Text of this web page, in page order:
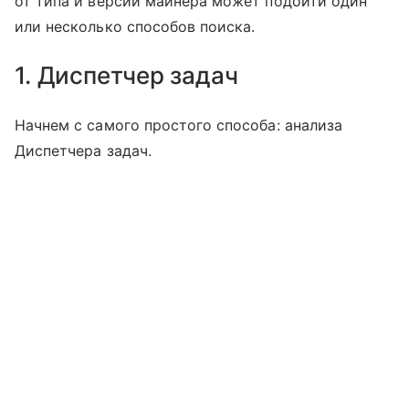
или несколько способов поиска.
1. Диспетчер задач
Начнем с самого простого способа: анализа
Диспетчера задач.